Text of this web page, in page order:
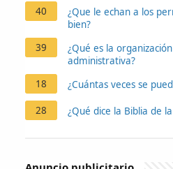
40
¿Que le echan a los
bien?
39
¿Qué es la
administrativa?
18
¿Cuántas veces se
28 ¿Qué dice la Biblia de